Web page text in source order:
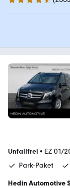
4.6 Sterne
Unfallfrei • EZ 01/
Park-Paket
Hedin Automotive